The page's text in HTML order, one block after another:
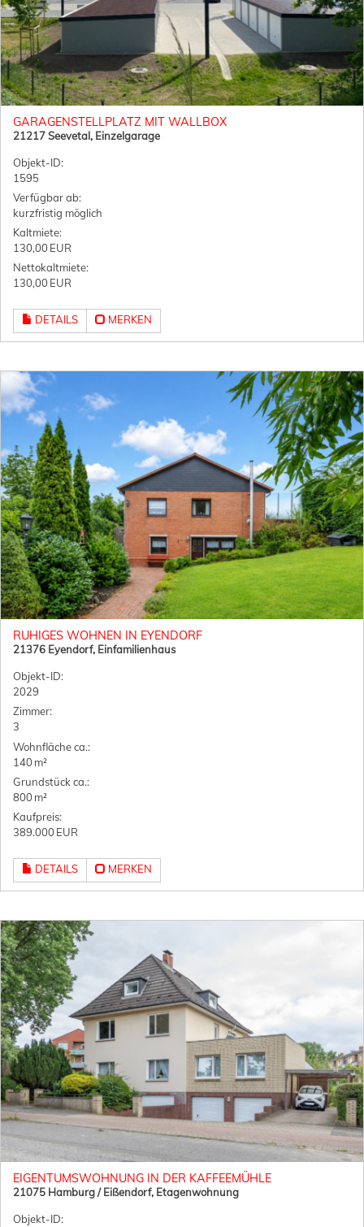
GARAGENSTELLPLATZ MIT WALLBOX
21217 Seevetal, Einzelgarage
Objekt-ID:
1595
Verfügbar ab:
kurzfristig möglich
Kaltmiete:
130,00 EUR
Nettokaltmiete:
130,00 EUR
DETAILS MERKEN
RUHIGES WOHNEN IN EYENDORF
21376 Eyendorf, Einfamilienhaus
Objekt-ID:
2029
Zimmer:
3
Wohnfläche ca.:
140 m²
Grund­stück ca.:
800 m²
Kaufpreis:
389.000 EUR
DETAILS MERKEN
EIGENTUMSWOHNUNG IN DER KAFFEEMÜHLE
21075 Hamburg / Eißendorf, Etagenwohnung
Objekt-ID: